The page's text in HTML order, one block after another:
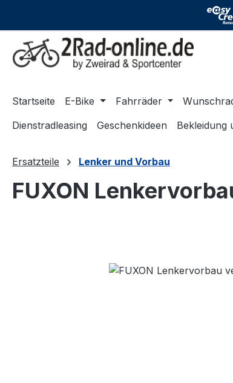
Hauptinhalt springen
Zur Suche springen
Zur Hauptnavigation springen
Startseite E-Bike Fahrräder
Dienstradleasing
Geschenkideen Bekleidung
Ersatzteile Lenker und Vorbau
FUXON